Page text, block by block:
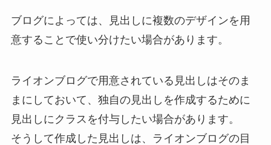
ブログによっては、見出しに複数のデザインを用
意することで使い分けたい場合があります。
ライオンブログで用意されている見出しはそのま
まにしておいて、独自の見出しを作成するために
見出しにクラスを付与したい場合があります。
そうして作成した見出しは、ライオンブログの目